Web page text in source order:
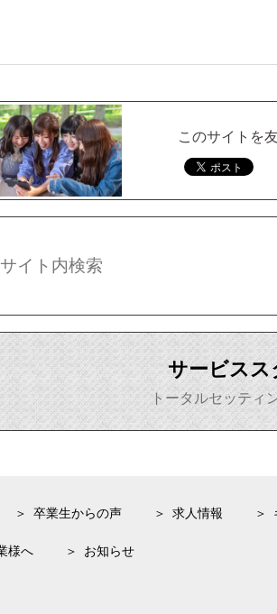
このサイトを
サービスス
トータルセッティ
卒業生からの声 求人情報
様へ お知らせ